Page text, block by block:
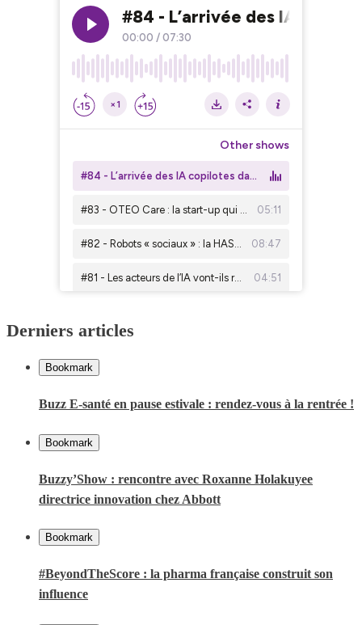
Derniers articles
Bookmark
Buzz E-santé en pause estivale : rendez-vous à la rentrée !
Bookmark
Buzzy’Show : rencontre avec Roxanne Holakuyee
directrice innovation chez Abbott
Bookmark
#BeyondTheScore : la pharma française construit son
influence